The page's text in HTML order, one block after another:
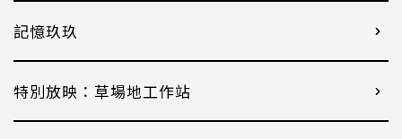
記憶玖玖
特別放映：草場地工作站